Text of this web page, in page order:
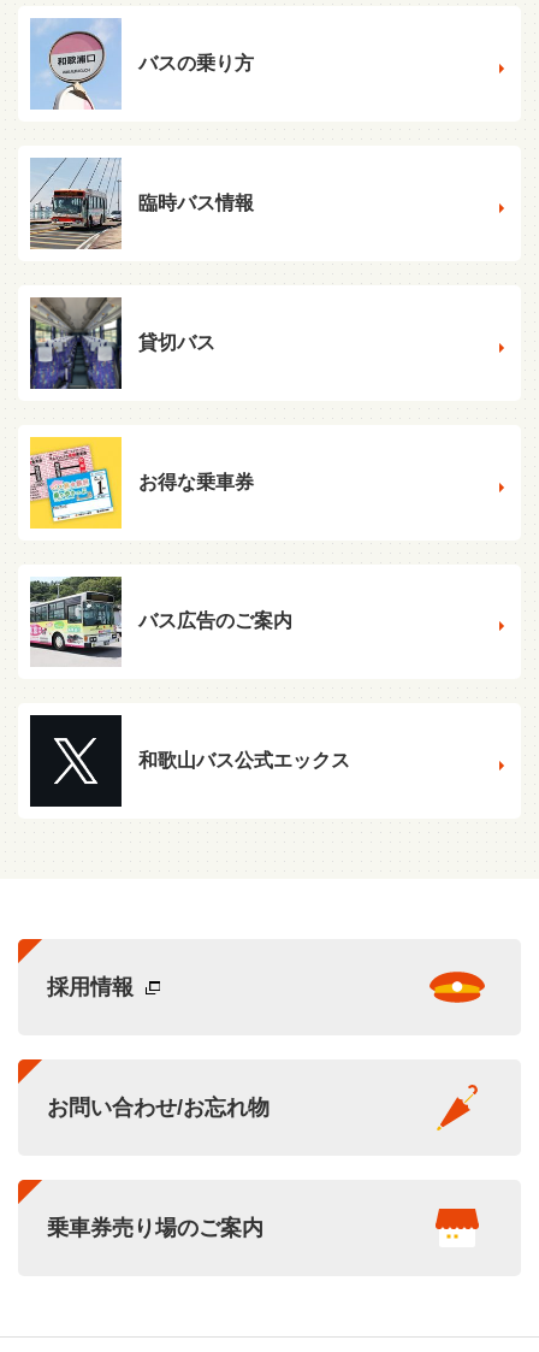
バスの乗り方
臨時バス情報
貸切バス
お得な乗車券
バス広告のご案内
和歌山バス公式エックス
採用情報
お問い合わせ/お忘れ物
乗車券売り場のご案内